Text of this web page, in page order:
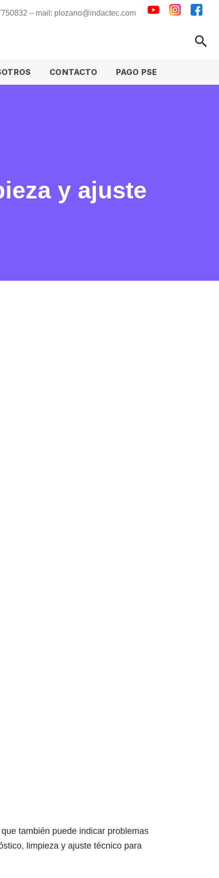
– mail: plozano@indactec.com
CONTACTO PAGO PSE
y ajuste
también puede indicar problemas
limpieza y ajuste técnico para